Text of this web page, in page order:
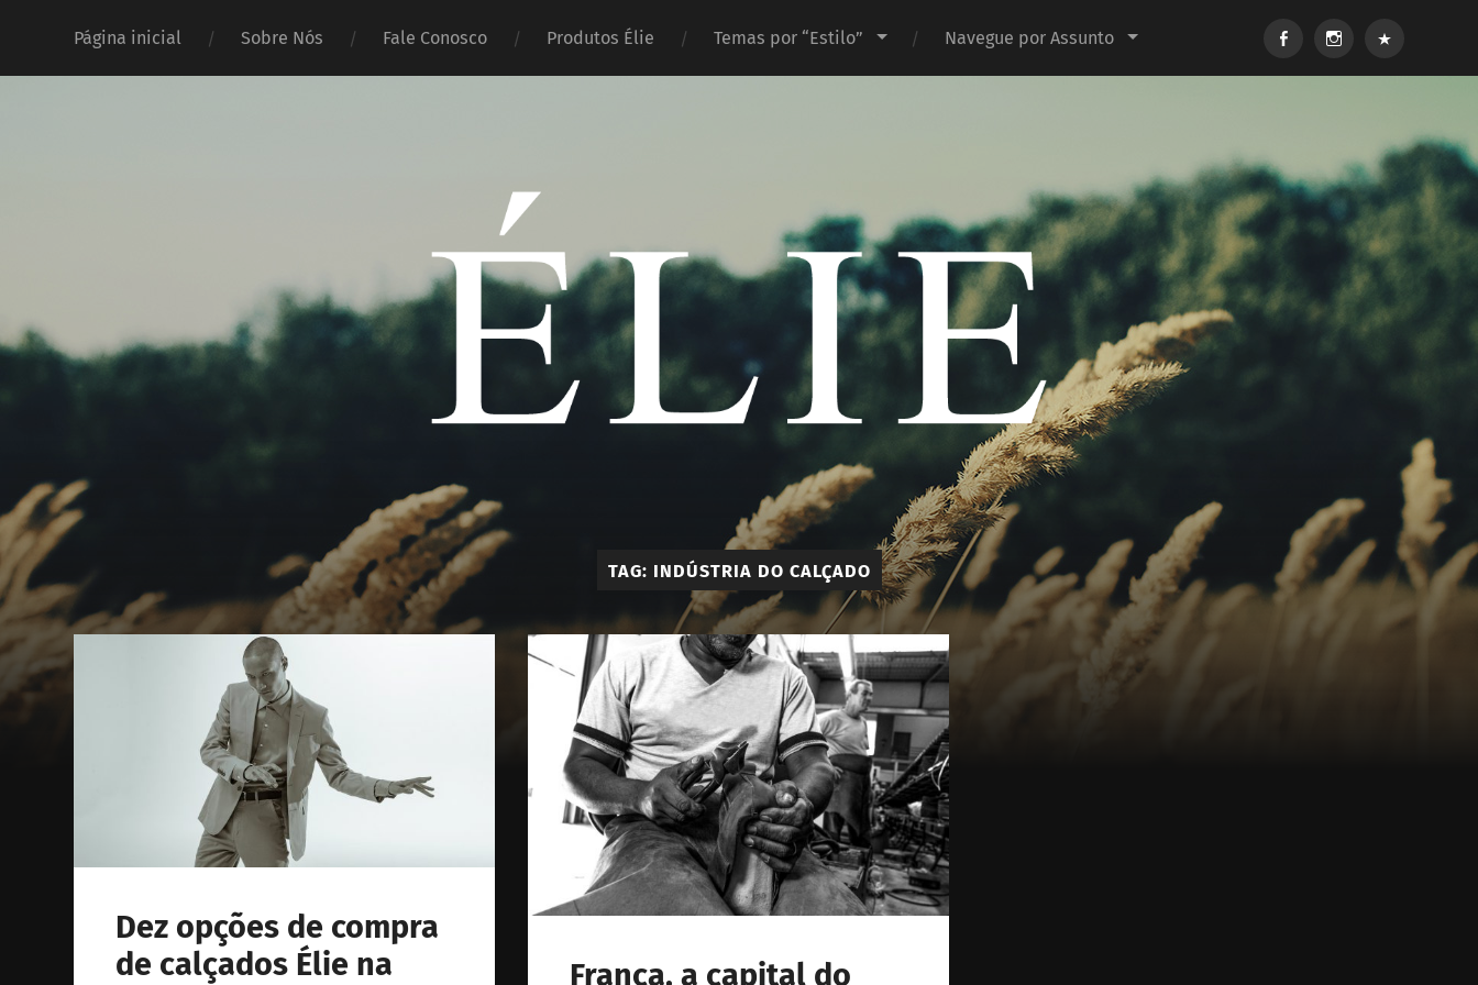
Página inicial Sobre Nós Fale Conosco Produtos Élie Temas por “Estilo” Navegue por Assunto FacebookInstagram
mail
Élie
-
Calçados
e
Acessórios
Masculino
TAG: INDÚSTRIA DO CALÇADO
Dez opções de compra
de calçados Élie na
Franca, a capital do